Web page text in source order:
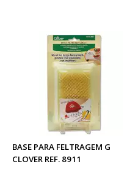
BASE PARA FELTRAGEM G
CLOVER REF. 8911